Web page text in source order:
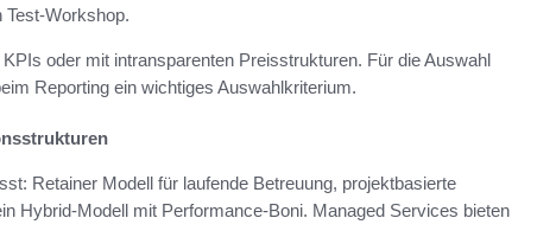
Test-Workshop.
oder mit intransparenten Preisstrukturen. Für die Auswahl
Reporting ein wichtiges Auswahlkriterium.
Retainer Modell für laufende Betreuung, projektbasierte
Hybrid-Modell mit Performance-Boni. Managed Services bieten